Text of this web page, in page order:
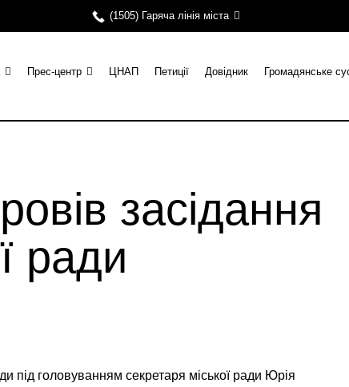
(1505) Гаряча лінія міста
Прес-центр ЦНАП Петиції Довідник Громадянське
засідання
ради
під головуванням секретаря міської ради Юрія